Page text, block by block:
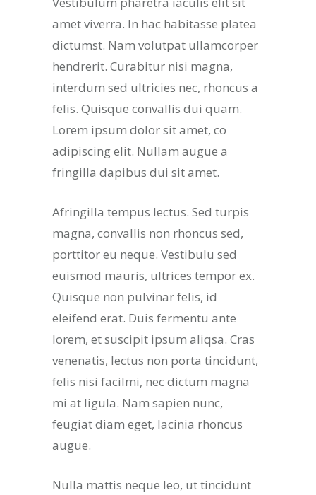
amet viverra. In hac habitasse platea
dictumst. Nam volutpat ullamcorper
hendrerit. Curabitur nisi magna,
interdum sed ultricies nec, rhoncus a
felis. Quisque convallis dui quam.
Lorem ipsum dolor sit amet, co
adipiscing elit. Nullam augue a
fringilla dapibus dui sit amet.
Afringilla tempus lectus. Sed turpis
magna, convallis non rhoncus sed,
porttitor eu neque. Vestibulu sed
euismod mauris, ultrices tempor ex.
Quisque non pulvinar felis, id
eleifend erat. Duis fermentu ante
lorem, et suscipit ipsum aliqsa. Cras
venenatis, lectus non porta tincidunt,
felis nisi facilmi, nec dictum magna
mi at ligula. Nam sapien nunc,
feugiat diam eget, lacinia rhoncus
augue.
Nulla mattis neque leo, ut tincidunt